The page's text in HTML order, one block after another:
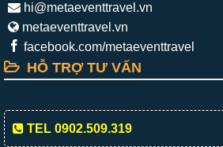
hi@metaeventtravel.vn
metaeventtravel.vn
facebook.com/metaeventtravel
HỖ TRỢ TƯ VẤN
TEL 0902.509.319